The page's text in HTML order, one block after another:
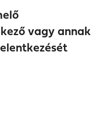
vagy annak